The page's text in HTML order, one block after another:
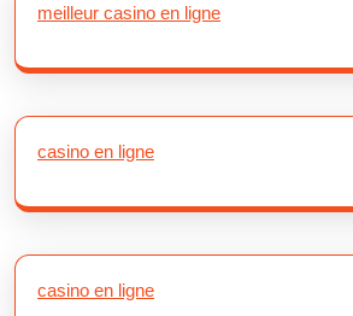
meilleur casino en ligne
casino en ligne
casino en ligne